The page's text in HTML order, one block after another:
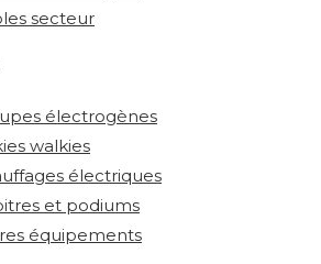
secteur
électrogènes
walkies
électriques
et podiums
équipements